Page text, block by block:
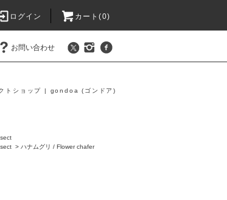
ログイン カート(0)
お問い合わせ
トショップ | gondoa (ゴンドア)
> ハナムグリ / Flower chafer